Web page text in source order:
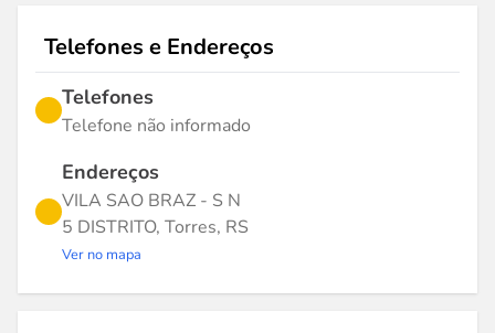
Telefones e Endereços
Telefones
Telefone não informado
Endereços
VILA SAO BRAZ - S N
5 DISTRITO, Torres, RS
Ver no mapa